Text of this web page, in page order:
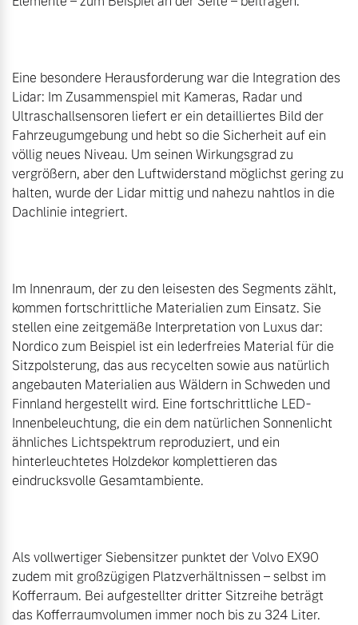
Eine besondere Herausforderung war die Integration des
Lidar: Im Zusammenspiel mit Kameras, Radar und
Ultraschallsensoren liefert er ein detailliertes Bild der
Fahrzeugumgebung und hebt so die Sicherheit auf ein
völlig neues Niveau. Um seinen Wirkungsgrad zu
vergrößern, aber den Luftwiderstand möglichst gering zu
halten, wurde der Lidar mittig und nahezu nahtlos in die
Dachlinie integriert.
Im Innenraum, der zu den leisesten des Segments zählt,
kommen fortschrittliche Materialien zum Einsatz. Sie
stellen eine zeitgemäße Interpretation von Luxus dar:
Nordico zum Beispiel ist ein lederfreies Material für die
Sitzpolsterung, das aus recycelten sowie aus natürlich
angebauten Materialien aus Wäldern in Schweden und
Finnland hergestellt wird. Eine fortschrittliche LED-
Innenbeleuchtung, die ein dem natürlichen Sonnenlicht
ähnliches Lichtspektrum reproduziert, und ein
hinterleuchtetes Holzdekor komplettieren das
eindrucksvolle Gesamtambiente.
Als vollwertiger Siebensitzer punktet der Volvo EX90
zudem mit großzügigen Platzverhältnissen – selbst im
Kofferraum. Bei aufgestellter dritter Sitzreihe beträgt
das Kofferraumvolumen immer noch bis zu 324 Liter.